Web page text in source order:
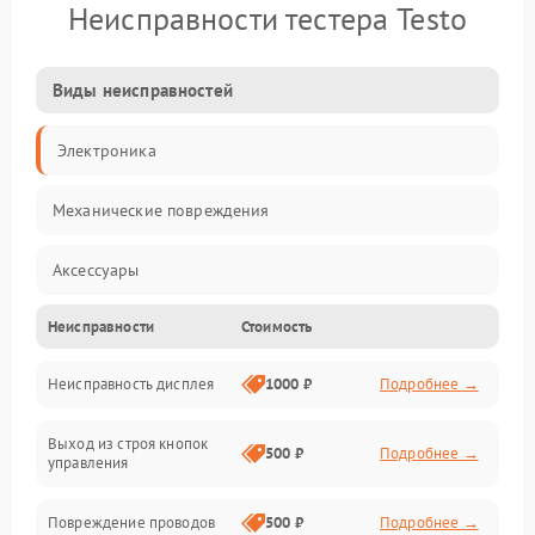
Неисправности тестера Testo
Виды неисправностей
Электроника
Механические повреждения
Аксессуары
Электропитание
Измерения
Индикация
Неисправности Стоимость
Неисправность дисплея 1000 ₽ Подробнее →
Выход из строя кнопок
управления
500 ₽ Подробнее →
Повреждение проводов 500 ₽ Подробнее →